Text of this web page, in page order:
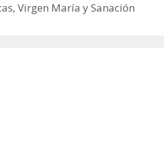
, Virgen María y Sanación